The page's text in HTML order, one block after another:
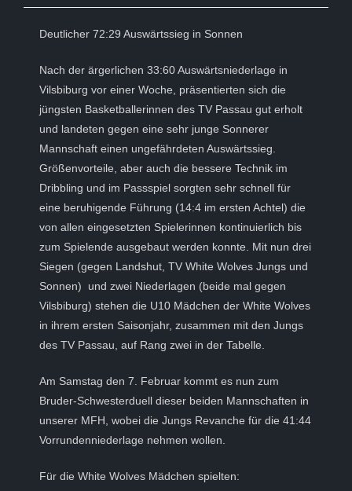
Deutlicher 72:29 Auswärtssieg in Sonnen
Nach der ärgerlichen 33:60 Auswärtsniederlage in
Vilsbiburg vor einer Woche, präsentierten sich die
jüngsten Basketballerinnen des TV Passau gut erholt
und landeten gegen eine sehr junge Sonnerer
Mannschaft einen ungefährdeten Auswärtssieg.
Größenvorteile, aber auch die bessere Technik im
Dribbling und im Passspiel sorgten sehr schnell für
eine beruhigende Führung (14:4 im ersten Achtel) die
von allen eingesetzten Spielerinnen kontinuierlich bis
zum Spielende ausgebaut werden konnte. Mit nun drei
Siegen (gegen Landshut, TV White Wolves Jungs und
Sonnen) und zwei Niederlagen (beide mal gegen
Vilsbiburg) stehen die U10 Mädchen der White Wolves
in ihrem ersten Saisonjahr, zusammen mit den Jungs
des TV Passau, auf Rang zwei in der Tabelle.
Am Samstag den 7. Februar kommt es nun zum
Bruder-Schwesterduell dieser beiden Mannschaften in
unserer MFH, wobei die Jungs Revanche für die 41:44
Vorrundenniederlage nehmen wollen.
Für die White Wolves Mädchen spielten: